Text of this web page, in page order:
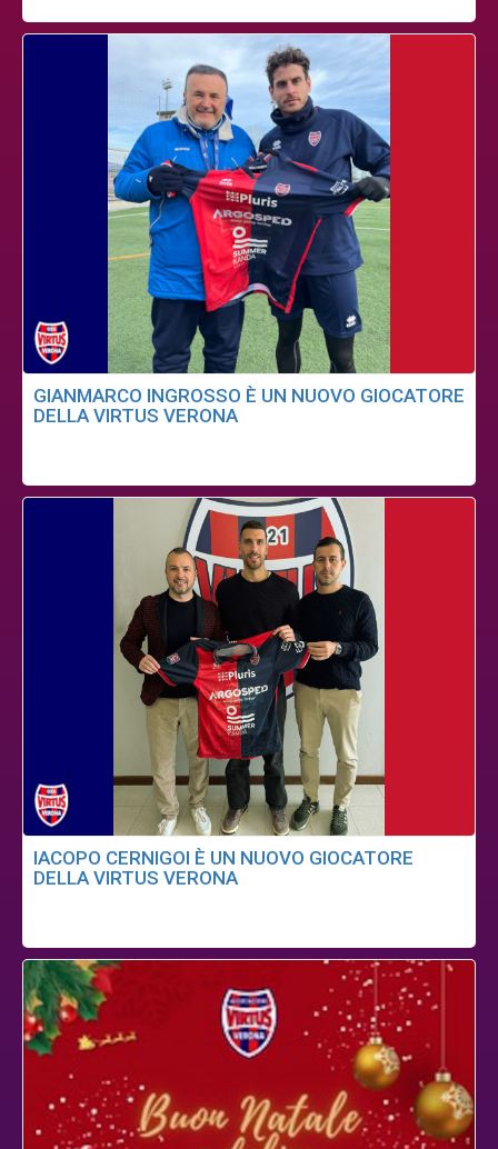
GIANMARCO INGROSSO È UN NUOVO GIOCATORE
DELLA VIRTUS VERONA
IACOPO CERNIGOI È UN NUOVO GIOCATORE
DELLA VIRTUS VERONA